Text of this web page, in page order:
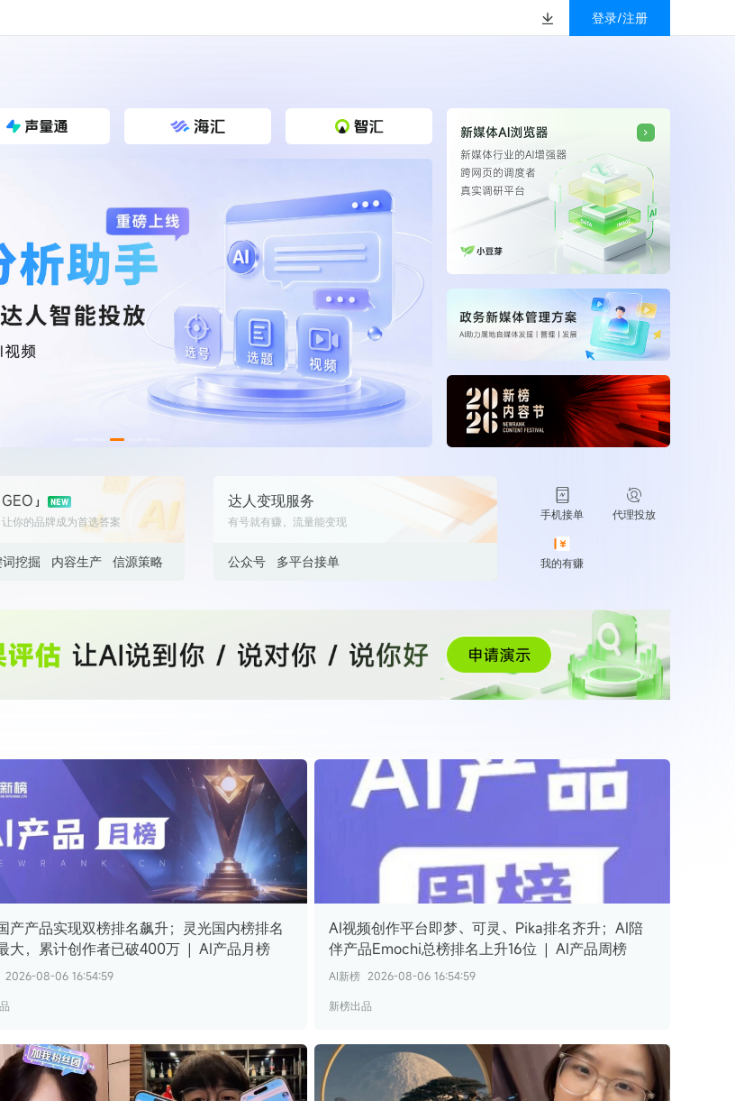
数据生态报告
《内容生态数据报告暨2024展望》
国家级高新技术企业
上海市专精特新企业
上海数字广告领军企业
上海文化企业十佳
上海市第五届十佳创业新秀
北京市文化创意创新创业大赛100强企业
北京市最具投资价值文化创意企业50强
全国内容科技创新创业大赛一等奖
中国广告新媒体贡献年度大奖
奖
第六届中国国际进口博览会溢出效应论
坛“展品变商品”TOP30服务平台
巨量星图最佳合作服务商
巨量星图极致贡献合作伙伴
小红书蒲公英优质代理商
小红书年度增长力商业合作伙伴
腾讯广告互选平台卓越金牌伙伴
腾讯广告互选平台视频号突破伙伴
哔哩哔哩花火商业合作平台核心代理商
服务行业
1万+
服务客户
近80亿
营业额
新榜介绍
北京微信影响力排行榜
青岛财经微信影响力排行榜
贵州微信影响力排行榜
湖北微信影响力排行榜
中国黄金珠宝品牌抖音号影
响力排行榜
中国母婴亲子微信影响力排
行榜
中国体育微信影响力排行榜
中国高校微信影响力排行榜
权威的新媒体影响力排行榜
榜单定制
人推广
投放
找号做投放，品效加种草
前往体验
析
e.newrank.cn
洞察品牌在AI回答中的提及，
并行动
走访研学、数字大屏、咨询报告、定制API等
登录/注册
」
你的品牌成为首选答案
挖掘 内容生产 信源策略
达人变现服务
有号就有赚，流量能变现
公众号 多平台接单
手机接单 代理投放
我的有赚
产产品实现双榜排名飙升；灵光国内榜排名
大，累计创作者已破400万 | AI产品月榜
2026-08-06 16:54:59
AI视频创作平台即梦、可灵、Pika排名齐升；AI陪
伴产品Emochi总榜排名上升16位 | AI产品周榜
AI新榜 2026-08-06 16:54:59
新榜出品